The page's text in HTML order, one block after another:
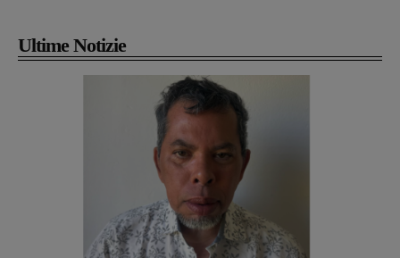
Ultime Notizie